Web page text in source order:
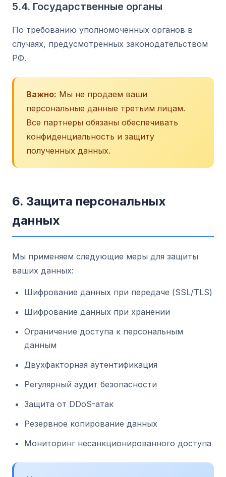
5.4. Государственные органы
По требованию уполномоченных органов в
случаях, предусмотренных законодательством
РФ.
Важно: Мы не продаем ваши
персональные данные третьим лицам.
Все партнеры обязаны обеспечивать
конфиденциальность и защиту
полученных данных.
6. Защита персональных
данных
Мы применяем следующие меры для защиты
ваших данных:
Шифрование данных при передаче (SSL/TLS)
Шифрование данных при хранении
Ограничение доступа к персональным
данным
Двухфакторная аутентификация
Регулярный аудит безопасности
Защита от DDoS-атак
Резервное копирование данных
Мониторинг несанкционированного доступа